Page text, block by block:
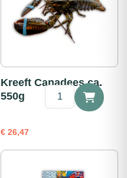
Kreeft Canadees ca.
550g
€ 26,47
Canadees